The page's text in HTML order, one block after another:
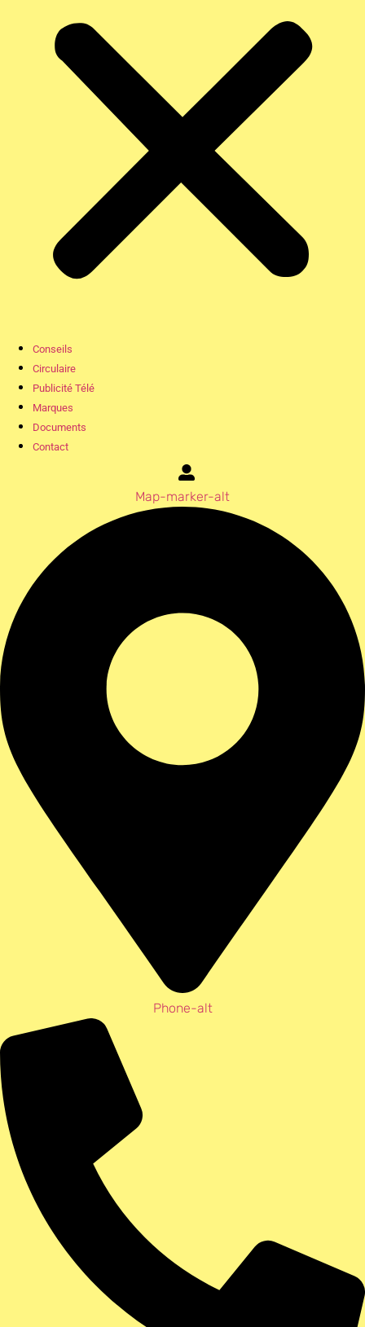
Conseils
Circulaire
Publicité Télé
Marques
Documents
Contact
Map-marker-alt
Phone-alt